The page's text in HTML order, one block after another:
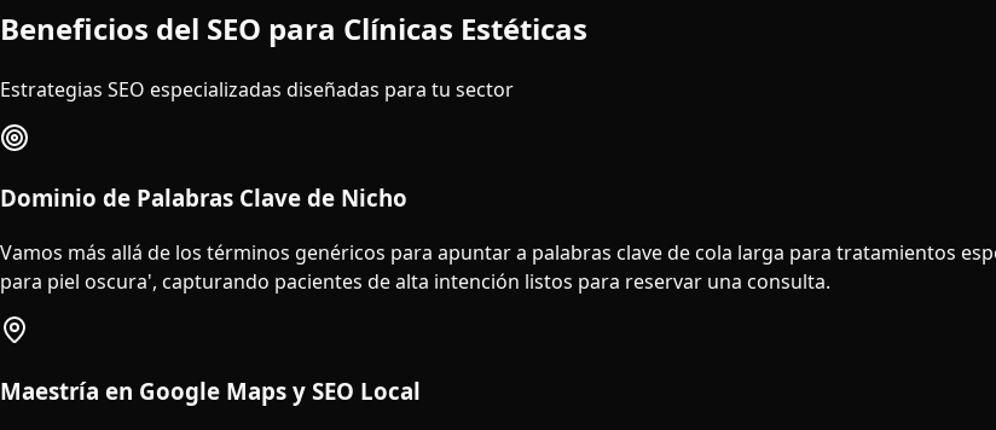
Beneficios del SEO para Clínicas Estéticas
Estrategias SEO especializadas diseñadas para tu sector
Dominio de Palabras Clave de Nicho
Vamos más allá de los términos genéricos para apuntar a palabras clave de cola larga para tratamientos
para piel oscura', capturando pacientes de alta intención listos para reservar una consulta.
Maestría en Google Maps y SEO Local